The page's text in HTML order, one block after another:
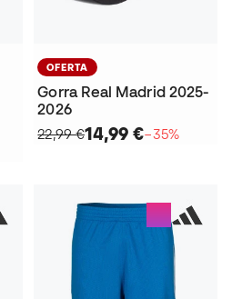
OFERTA
Gorra Real Madrid 2025-
2026
22,99 €14,99 €−35%